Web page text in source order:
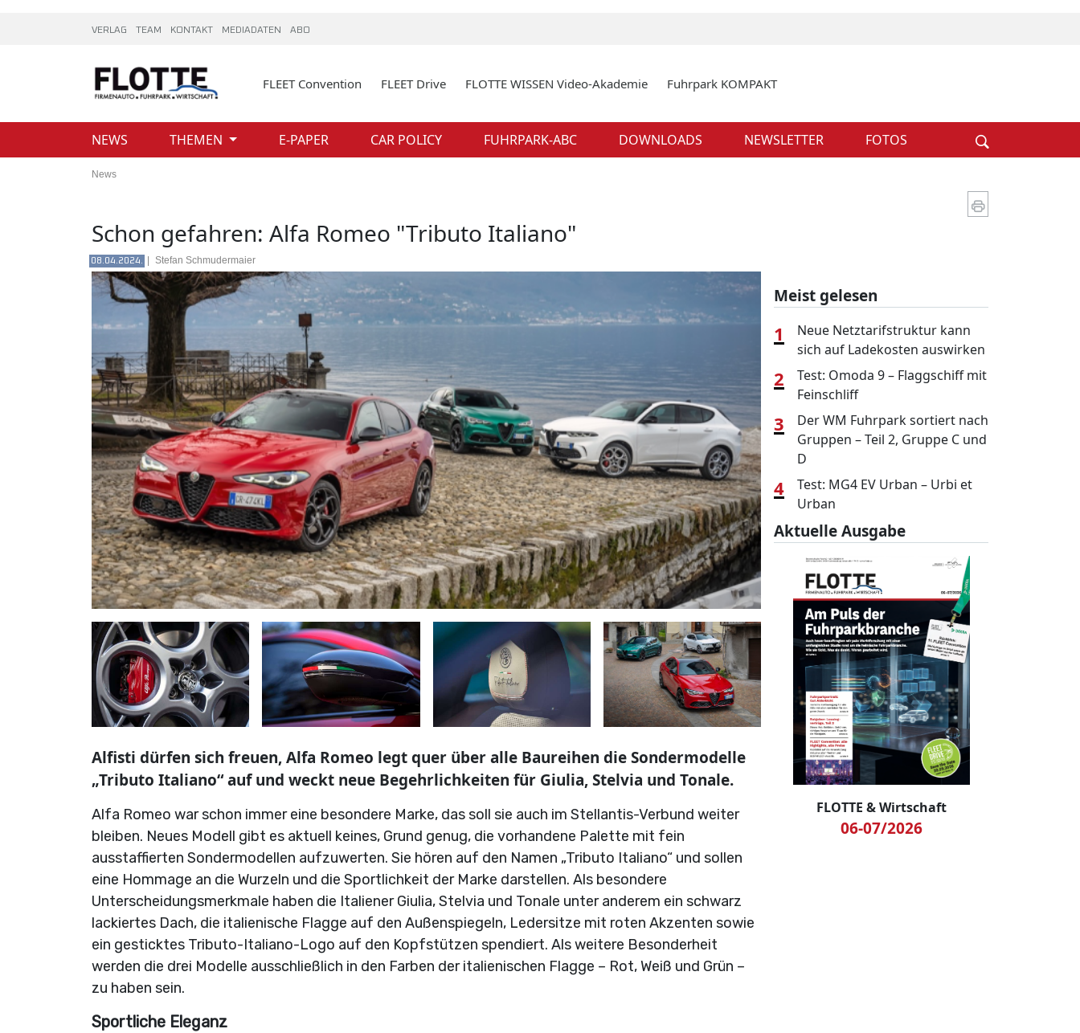
VERLAG TEAM KONTAKT MEDIADATEN ABO
FLEET Convention FLEET Drive FLOTTE WISSEN Video-Akademie Fuhrpark KOMPAKT
NEWS THEMEN E-PAPER CAR POLICY FUHRPARK-ABC DOWNLOADS NEWSLETTER FOTOS
News
Schon gefahren: Alfa Romeo "Tributo Italiano"
08.04.2024. Stefan Schmudermaier
Alfisti dürfen sich freuen, Alfa Romeo legt quer über alle Baureihen die Sondermodelle
„Tributo Italiano“ auf und weckt neue Begehrlichkeiten für Giulia, Stelvia und Tonale.
Alfa Romeo war schon immer eine besondere Marke, das soll sie auch im Stellantis-Verbund weiter
bleiben. Neues Modell gibt es aktuell keines, Grund genug, die vorhandene Palette mit fein
ausstaffierten Sondermodellen aufzuwerten. Sie hören auf den Namen „Tributo Italiano“ und sollen
eine Hommage an die Wurzeln und die Sportlichkeit der Marke darstellen. Als besondere
Unterscheidungsmerkmale haben die Italiener Giulia, Stelvia und Tonale unter anderem ein schwarz
lackiertes Dach, die italienische Flagge auf den Außenspiegeln, Ledersitze mit roten Akzenten sowie
ein gesticktes Tributo-Italiano-Logo auf den Kopfstützen spendiert. Als weitere Besonderheit
werden die drei Modelle ausschließlich in den Farben der italienischen Flagge – Rot, Weiß und Grün –
zu haben sein.
Sportliche Eleganz
Meist gelesen
1
Neue Netztarifstruktur kann
sich auf Ladekosten auswirken
2
Test: Omoda 9 – Flaggschiff mit
Feinschliff
3
Der WM Fuhrpark sortiert nach
Gruppen – Teil 2, Gruppe C und
D
4
Test: MG4 EV Urban – Urbi et
Urban
Aktuelle Ausgabe
FLOTTE & Wirtschaft
06-07/2026